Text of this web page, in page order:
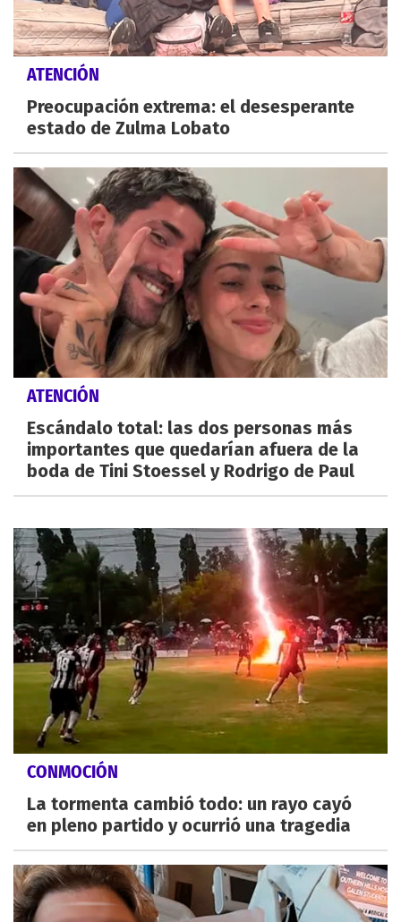
ATENCIÓN
Preocupación extrema: el desesperante
estado de Zulma Lobato
ATENCIÓN
Escándalo total: las dos personas más
importantes que quedarían afuera de la
boda de Tini Stoessel y Rodrigo de Paul
CONMOCIÓN
La tormenta cambió todo: un rayo cayó
en pleno partido y ocurrió una tragedia